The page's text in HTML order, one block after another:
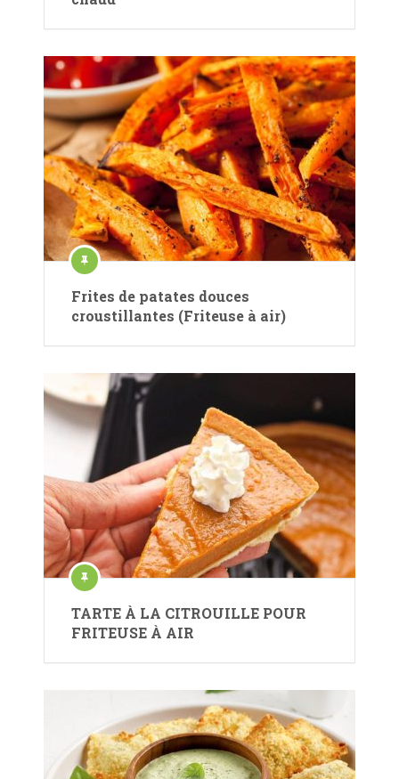
Frites de patates douces
croustillantes (Friteuse à air)
TARTE À LA CITROUILLE POUR
FRITEUSE À AIR